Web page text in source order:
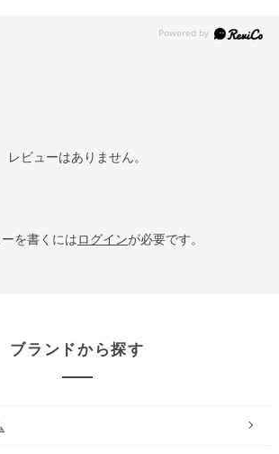
レビューはありません。
を書くにはログインが必要です。
ブランドから探す